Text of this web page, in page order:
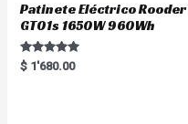
Patinete Eléctrico Rooder
GT01s 1650W 960Wh
Rated
5.00
$ 1'680.00